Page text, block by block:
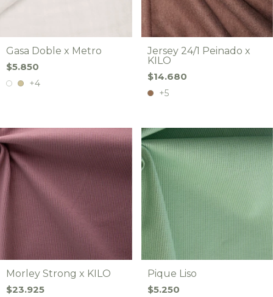
Gasa Doble x Metro
$5.850
+4
Jersey 24/1 Peinado x
KILO
$14.680
+5
Morley Strong x KILO
$23.925
Pique Liso
$5.250